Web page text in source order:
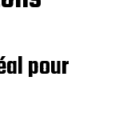
pour